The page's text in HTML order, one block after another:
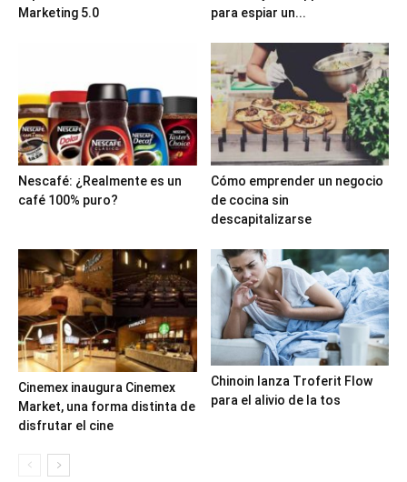
Marketing 5.0
para espiar un...
Nescafé: ¿Realmente es un
café 100% puro?
Cómo emprender un negocio
de cocina sin
descapitalizarse
Cinemex inaugura Cinemex
Market, una forma distinta de
disfrutar el cine
Chinoin lanza Troferit Flow
para el alivio de la tos